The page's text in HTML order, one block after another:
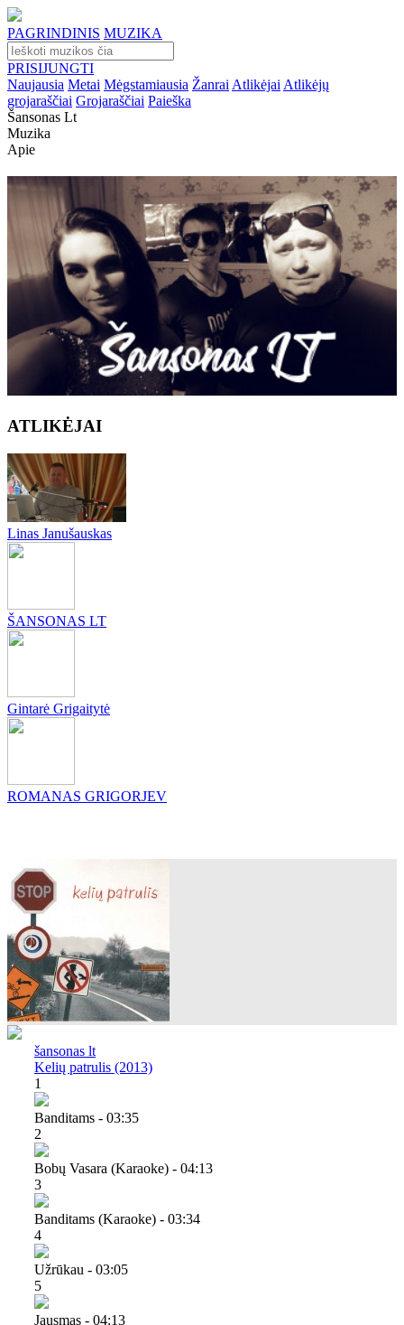
PAGRINDINIS MUZIKA
PRISIJUNGTI
Naujausia Metai Mėgstamiausia Žanrai Atlikėjai Atlikėjų
grojaraščiai Grojaraščiai Paieška
Šansonas Lt
Muzika
Apie
ATLIKĖJAI
Linas Janušauskas
ŠANSONAS LT
Gintarė Grigaitytė
ROMANAS GRIGORJEV
šansonas lt
Kelių patrulis (2013)
1
Banditams - 03:35
2
Bobų Vasara (karaoke) - 04:13
3
Banditams (karaoke) - 03:34
4
Užrūkau - 03:05
5
Jausmas - 04:13